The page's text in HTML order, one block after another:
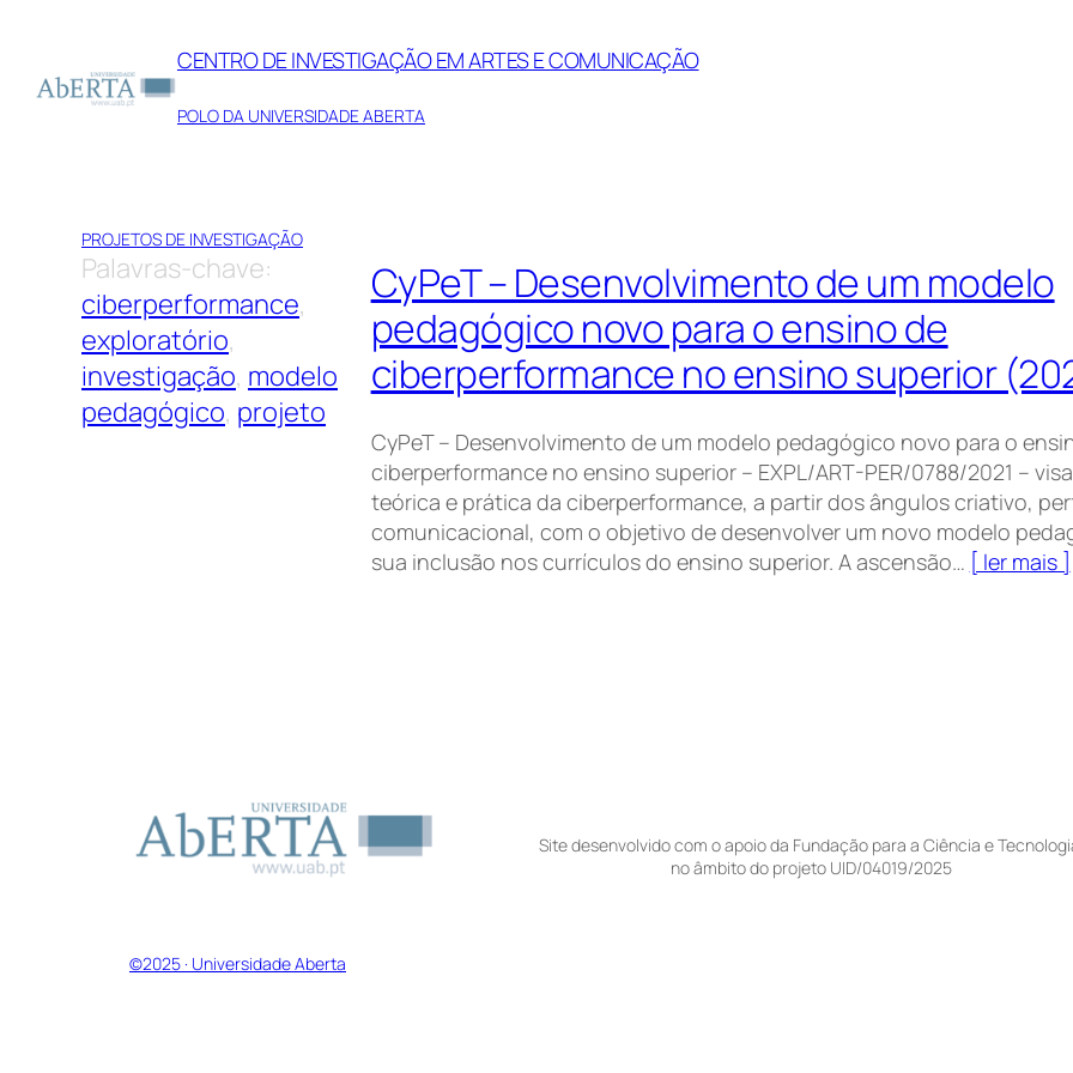
CENTRO DE INVESTIGAÇÃO EM ARTES E COMUNICAÇÃO
POLO DA UNIVERSIDADE ABERTA
PROJETOS DE INVESTIGAÇÃO
Palavras-chave:
ciberperformance
exploratório
investigação, modelo
pedagógico, projeto
CyPeT – Desenvolvimento de um modelo
pedagógico novo para o ensino de
ciberperformance no ensino superior
CyPeT – Desenvolvimento de um modelo pedagógico novo para o
ciberperformance no ensino superior – EXPL/ART-PER/0788/2021 –
teórica e prática da ciberperformance, a partir dos ângulos criativo,
comunicacional, com o objetivo de desenvolver um novo modelo
sua inclusão nos currículos do ensino superior. A ascensão… [ ler mais ]
Site desenvolvido com o apoio da Fundação para a Ciência e
no âmbito do projeto UID/04019/2025
©2025 · Universidade Aberta